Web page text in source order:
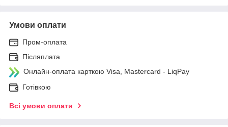
Умови оплати
Пром-оплата
Післяплата
Онлайн-оплата карткою Visa, Mastercard - LiqPay
Готівкою
Всі умови оплати